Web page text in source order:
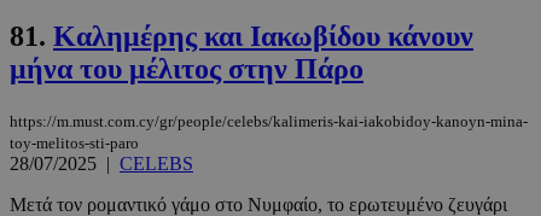
81. Καλημέρης και Ιακωβίδου κάνουν
μήνα του μέλιτος στην Πάρο
https://m.must.com.cy/gr/people/celebs/kalimeris-kai-iakobidoy-kanoyn-mina-
toy-melitos-sti-paro
28/07/2025 | CELEBS
Μετά τον ρομαντικό γάμο στο Νυμφαίο, το ερωτευμένο ζευγάρι
Privacy Policy